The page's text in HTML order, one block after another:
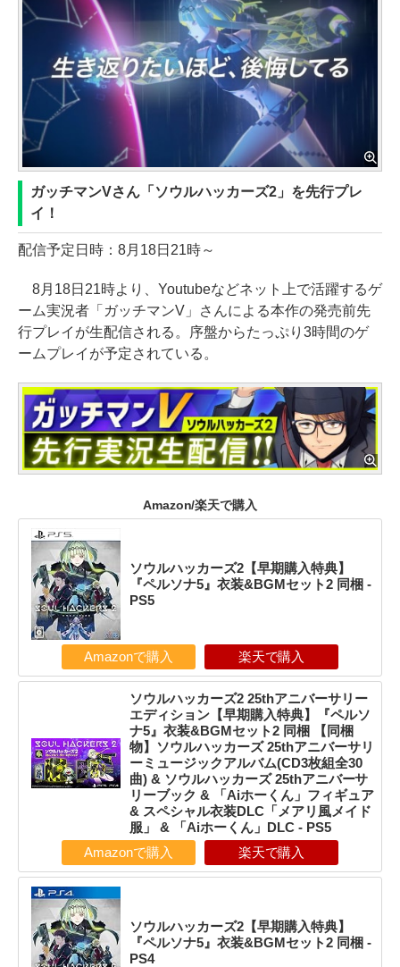
ガッチマンVさん「ソウルハッカーズ2」を先行プレ
イ！
配信予定日時：8月18日21時～
8月18日21時より、Youtubeなどネット上で活躍するゲ
ーム実況者「ガッチマンV」さんによる本作の発売前先
行プレイが生配信される。序盤からたっぷり3時間のゲ
ームプレイが予定されている。
Amazon/楽天で購入
ソウルハッカーズ2【早期購入特典】
『ペルソナ5』衣装&BGMセット2 同梱 -
PS5
Amazonで購入 楽天で購入
ソウルハッカーズ2 25thアニバーサリー
エディション【早期購入特典】『ペルソ
ナ5』衣装&BGMセット2 同梱 【同梱
物】ソウルハッカーズ 25thアニバーサリ
ーミュージックアルバム(CD3枚組全30
曲) & ソウルハッカーズ 25thアニバーサ
リーブック & 「Aiホーくん」フィギュア
& スペシャル衣装DLC「メアリ風メイド
服」 & 「Aiホーくん」DLC - PS5
Amazonで購入 楽天で購入
ソウルハッカーズ2【早期購入特典】
『ペルソナ5』衣装&BGMセット2 同梱 -
PS4